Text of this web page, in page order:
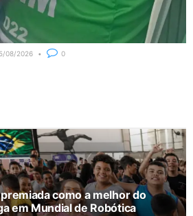
08/2026 0
como a melhor do
em Mundial de Robótica